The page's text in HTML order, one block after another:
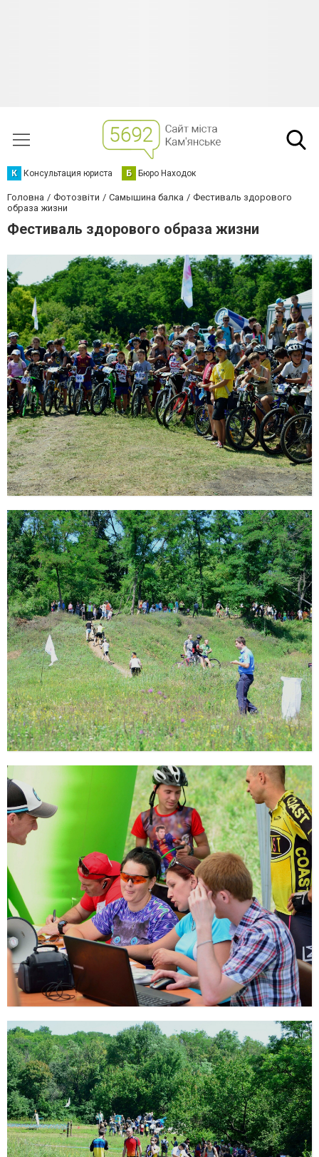
К Консультация юриста Б Бюро Находок
Головна Фотозвіти Самышина балка
Фестиваль здорового
образа жизни
Фестиваль здорового образа жизни